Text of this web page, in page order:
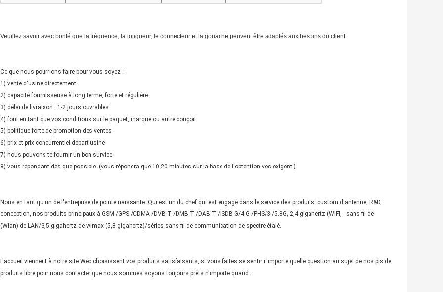
Veuillez savoir avec bonté que la fréquence, la longueur, le connecteur et la gouache peuvent être adaptés aux besoins du client.
Ce que nous pourrions faire pour vous soyez :
1) vente d'usine directement
2) capacité fournisseuse à long terme, forte et régulière
3) délai de livraison : 1-2 jours ouvrables
4) font en tant que vos conditions sur le paquet, marque ou autre conçoit
5) politique forte de promotion des ventes
6) prix et prix concurrentiel départ usine
7) nous pouvons te fournir un bon survice
8) vous répondant dès que possible. (vous répondra que 10-20 minutes sur la base de l'obtention vos exigent.)
Nous en tant qu'un de l'entreprise de pointe naissante. Qui est un du chef qui est engagé dans le service des produits .custom d'antenne, R&D,
conception, nos produits principaux à GSM /GPS /CDMA /DVB-T /DMB-T /DAB-T /ISDB G/4 G /PHS/3 /5.8G, 2,4 gigahertz (WIFI, - sans fil de
(Wlan) de LAN/3,5 gigahertz de wimax (5,8 gigahertz)/séries sans fil de communication de spectre étalé.
L'accueil viennent à notre site Web choisissent vos produits satisfaisants, si vous faites se sentir n'importe quelle question au sujet de nos pls de
produits libre pour nous contacter que nous sommes soyons toujours prêts n'importe quand.